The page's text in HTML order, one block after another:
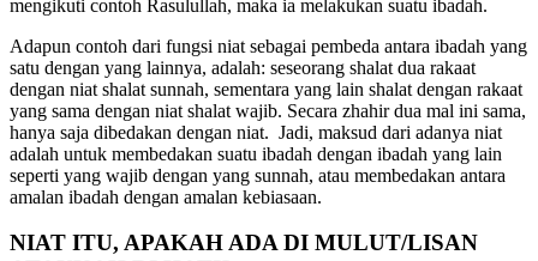
paling bagus yang ia miliki untuk menghormati hari jum’at dan
Adapun contoh dari fungsi niat sebagai pembeda antara ibadah yang
satu dengan yang lainnya, adalah: seseorang shalat dua rakaat
dengan niat shalat sunnah, sementara yang lain shalat dengan rakaat
yang sama dengan niat shalat wajib. Secara zhahir dua mal ini sama,
hanya saja dibedakan dengan niat. Jadi, maksud dari adanya niat
adalah untuk membedakan suatu ibadah dengan ibadah yang lain
seperti yang wajib dengan yang sunnah, atau membedakan antara